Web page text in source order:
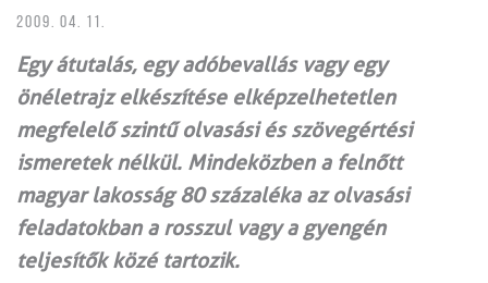
2009. 04. 11.
Egy átutalás, egy adóbevallás vagy egy
önéletrajz elkészítése elképzelhetetlen
megfelelő szintű olvasási és szövegértési
ismeretek nélkül. Mindeközben a felnőtt
magyar lakosság 80 százaléka az olvasási
feladatokban a rosszul vagy a gyengén
teljesítők közé tartozik.